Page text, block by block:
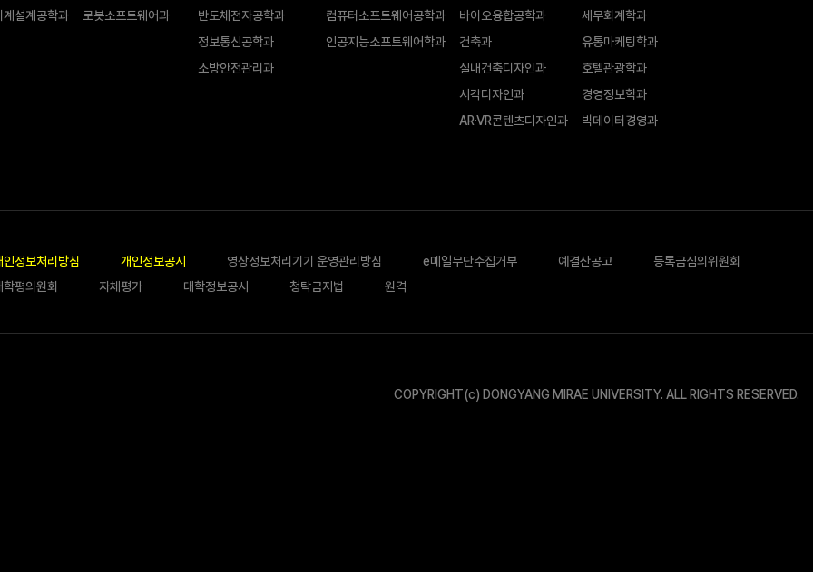
계설계공학과
로봇소프트웨어과
반도체전자공학과
정보통신공학과
소방안전관리과
컴퓨터소프트웨어공학과
인공지능소프트웨어학과
바이오융합공학과
건축과
실내건축디자인과
시각디자인과
AR·VR콘텐츠디자인과
세무회계학과
유통마케팅학과
호텔관광학과
경영정보학과
빅데이터경영과
인정보처리방침 개인정보공시 영상정보처리기기 운영관리방침 e메일무단수집거부 예결산공고
등록금심의위원회
학평의원회
자체평가 대학정보공시 청탁금지법 원격
COPYRIGHT(c) DONGYANG MIRAE UNIVERSITY. ALL RIGHTS RESERVED.